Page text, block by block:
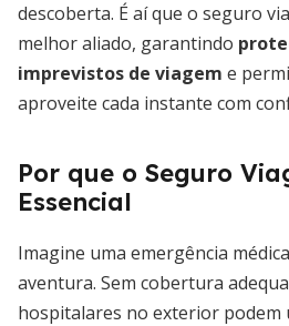
descoberta. É aí que o seguro
melhor aliado, garantindo
imprevistos de viagem e
aproveite cada instante com
Por que o Seguro
Essencial
Imagine uma emergência
aventura. Sem cobertura
hospitalares no exterior podem